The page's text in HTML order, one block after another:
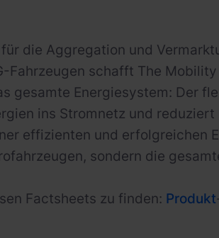
die Aggregation und
Fahrzeugen schafft The
gesamte Energiesystem: Der
ins Stromnetz und
effizienten und erfolgreichen
sondern die
Factsheets zu finden: Produkt